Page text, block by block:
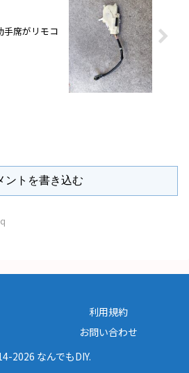
席がリモコ
ントを書き込む
利用規約
お問い合わせ
2026 なんでもDIY.